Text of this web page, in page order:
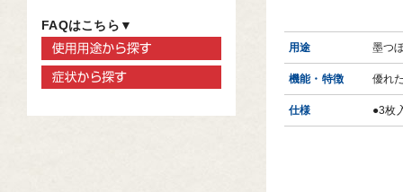
用途 墨つ
機能・特徴 優れ
仕様 ●3枚
FAQはこちら▼
使用用途から探す